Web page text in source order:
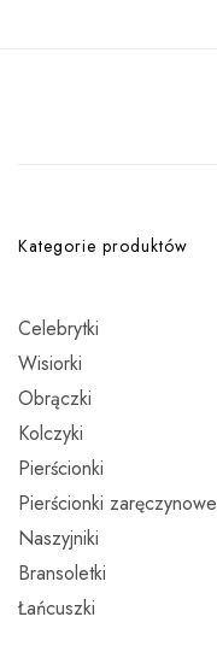
Kategorie produktów
Celebrytki
Wisiorki
Obrączki
Kolczyki
Pierścionki
Pierścionki zaręczynowe
Naszyjniki
Bransoletki
Łańcuszki